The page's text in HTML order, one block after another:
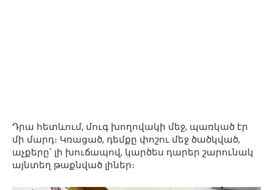
Դրա հետևում, մուգ խողովակի մեջ, պառկած էր
մի մարդ։ Կռացած, դեմքը փոշու մեջ ծածկված,
աչքերը՝ լի խուճապով, կարծես դարեր շարունակ
այնտեղ թաքնված լիներ։